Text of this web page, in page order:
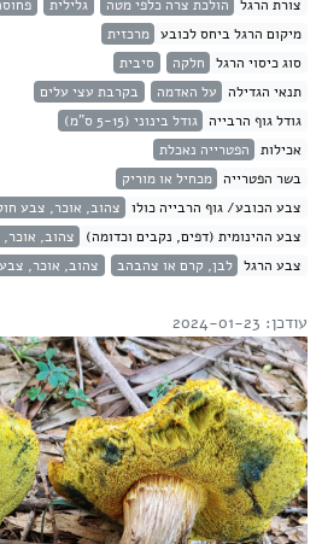
צורת הרגל הולכת צרה כלפי מטה גלילית
פחוסה
מיקום הרגל ביחס לכובע מרכזית
סוג כיסוי הרגל חלקה
סיבית
תנאי הגדילה על האדמה
בקרבת עצי עלים
גודל גוף הרבייה גודל בינוני (5-15 ס"מ)
אכילות הפטרייה נאכלת
בשר הפטרייה מכחיל או מוריק
צבע הכובע/ גוף הרבייה כולו צהוב, אוכר, צבע חול
צבע ההינומית (דפים, נקבים וכדומה) צהוב, אוכר,
צבע הרגל לבן, קרם או צהבהב צהוב, אוכר, צבע
עודכן: 2024-01-23